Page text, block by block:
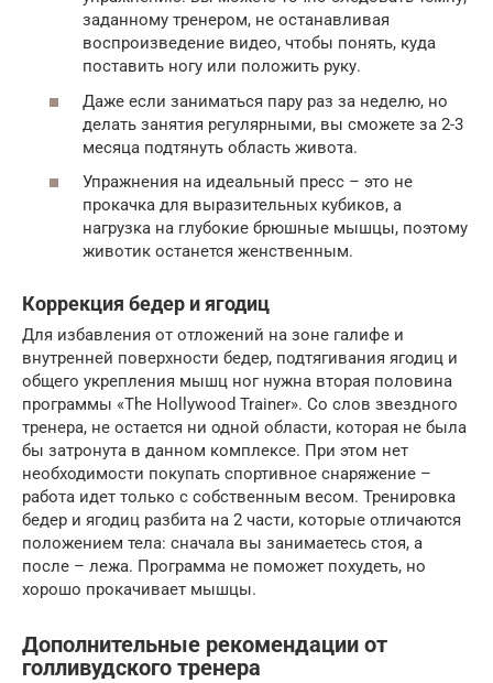
заданному тренером, не останавливая
воспроизведение видео, чтобы понять, куда
поставить ногу или положить руку.
Даже если заниматься пару раз за неделю, но
делать занятия регулярными, вы сможете за 2-3
месяца подтянуть область живота.
Упражнения на идеальный пресс – это не
прокачка для выразительных кубиков, а
нагрузка на глубокие брюшные мышцы, поэтому
животик останется женственным.
Коррекция бедер и ягодиц
Для избавления от отложений на зоне галифе и
внутренней поверхности бедер, подтягивания ягодиц и
общего укрепления мышц ног нужна вторая половина
программы «The Hollywood Trainer». Со слов звездного
тренера, не остается ни одной области, которая не была
бы затронута в данном комплексе. При этом нет
необходимости покупать спортивное снаряжение –
работа идет только с собственным весом. Тренировка
бедер и ягодиц разбита на 2 части, которые отличаются
положением тела: сначала вы занимаетесь стоя, а
после – лежа. Программа не поможет похудеть, но
хорошо прокачивает мышцы.
Дополнительные рекомендации от
голливудского тренера